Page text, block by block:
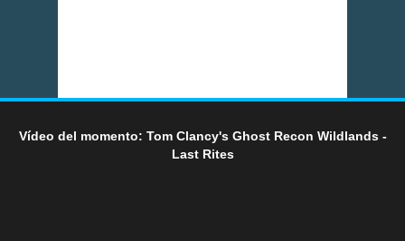
Vídeo del momento: Tom Clancy's Ghost Recon Wildlands -
Last Rites